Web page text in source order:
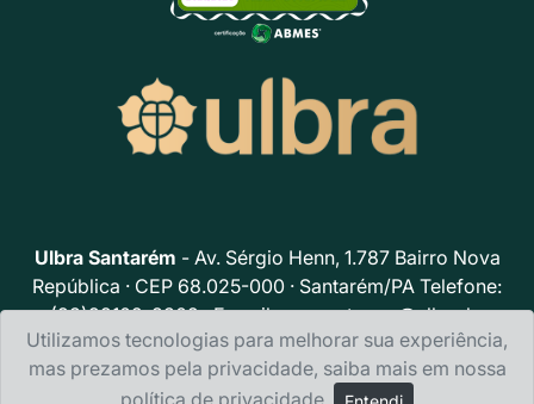
Ulbra Santarém - Av. Sérgio Henn, 1.787 Bairro Nova
República · CEP 68.025-000 · Santarém/PA Telefone:
(93)99102-8302 · E-mail:acs.santarem@ulbra.br
Política de privacidade
Utilizamos tecnologias para melhorar sua experiência,
mas prezamos pela privacidade, saiba mais em nossa
política de privacidade